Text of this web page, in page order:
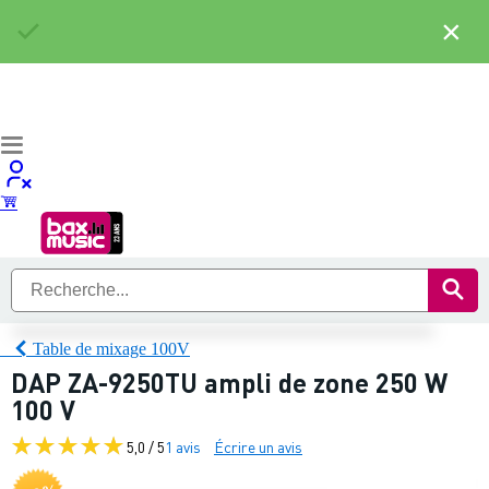
Table de mixage 100V
DAP ZA-9250TU ampli de zone 250 W
100 V
5,0 / 51 avis Écrire un avis
×